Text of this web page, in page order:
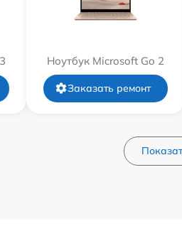
Ноутбук Microsoft Go 2
Заказать ремонт